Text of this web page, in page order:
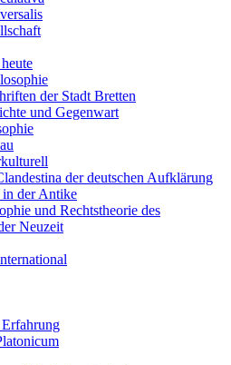
der Stadt Bretten
und Gegenwart
der deutschen Aufklärung
in der Antike
und Rechtstheorie des
Neuzeit